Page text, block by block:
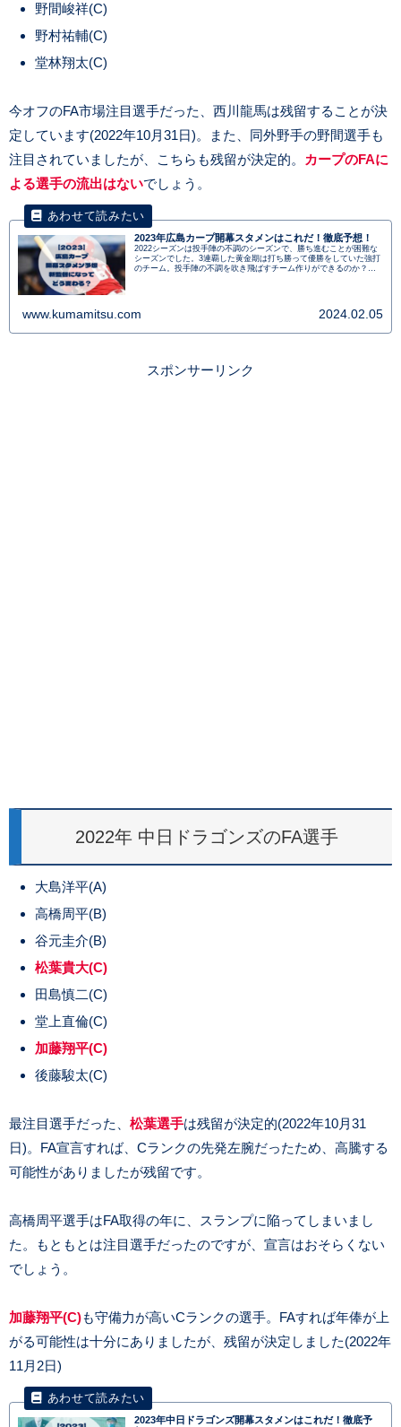
野間峻祥(C)
野村祐輔(C)
堂林翔太(C)
今オフのFA市場注目選手だった、西川龍馬は残留することが決
定しています(2022年10月31日)。また、同外野手の野間選手も
注目されていましたが、こちらも残留が決定的。
カープのFAに
よる選手の流出はないでしょう。
2023年広島カープ開幕スタメンはこれだ！徹底予想！
2022シーズンは投手陣の不調のシーズンで、勝ち進むことが困難な
シーズンでした。3連覇した黄金期は打ち勝って優勝をしていた強打
のチーム。投手陣の不調を吹き飛ばすチーム作りができるのか？
www.kumamitsu.com 2024.02.05
スポンサーリンク
2022年 中日ドラゴンズのFA選手
大島洋平(A)
高橋周平(B)
谷元圭介(B)
松葉貴大(C)
田島慎二(C)
堂上直倫(C)
加藤翔平(C)
後藤駿太(C)
最注目選手だった、 松葉選手は残留が決定的(2022年10月31
日)。FA宣言すれば、Cランクの先発左腕だったため、高騰する
可能性がありましたが残留です。
高橋周平選手はFA取得の年に、スランプに陥ってしまいまし
た。もともとは注目選手だったのですが、宣言はおそらくない
でしょう。
加藤翔平(C)も守備力が高いCランクの選手。FAすれば年俸が上
がる可能性は十分にありましたが、残留が決定しました(2022年
11月2日)
2023年中日ドラゴンズ開幕スタメンはこれだ！徹底予